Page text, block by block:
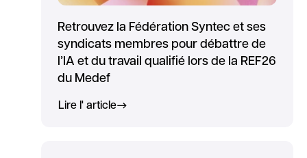
Retrouvez la Fédération Syntec et ses
syndicats membres pour débattre de
l’IA et du travail qualifié lors de la REF26
du Medef
Lire l' article